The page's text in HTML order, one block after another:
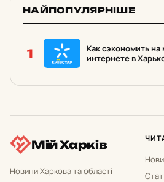
НАЙПОПУЛЯРНІШЕ
1
Как сэкономить
интернете в
Мій Харків
Новини Харкова та області